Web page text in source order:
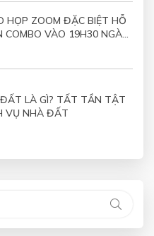
HỌP ZOOM ĐẶC BIỆT HỖ
COMBO VÀO 19H30 NGÀY
LÀ GÌ? TẤT TẦN TẬT
VỤ NHÀ ĐẤT